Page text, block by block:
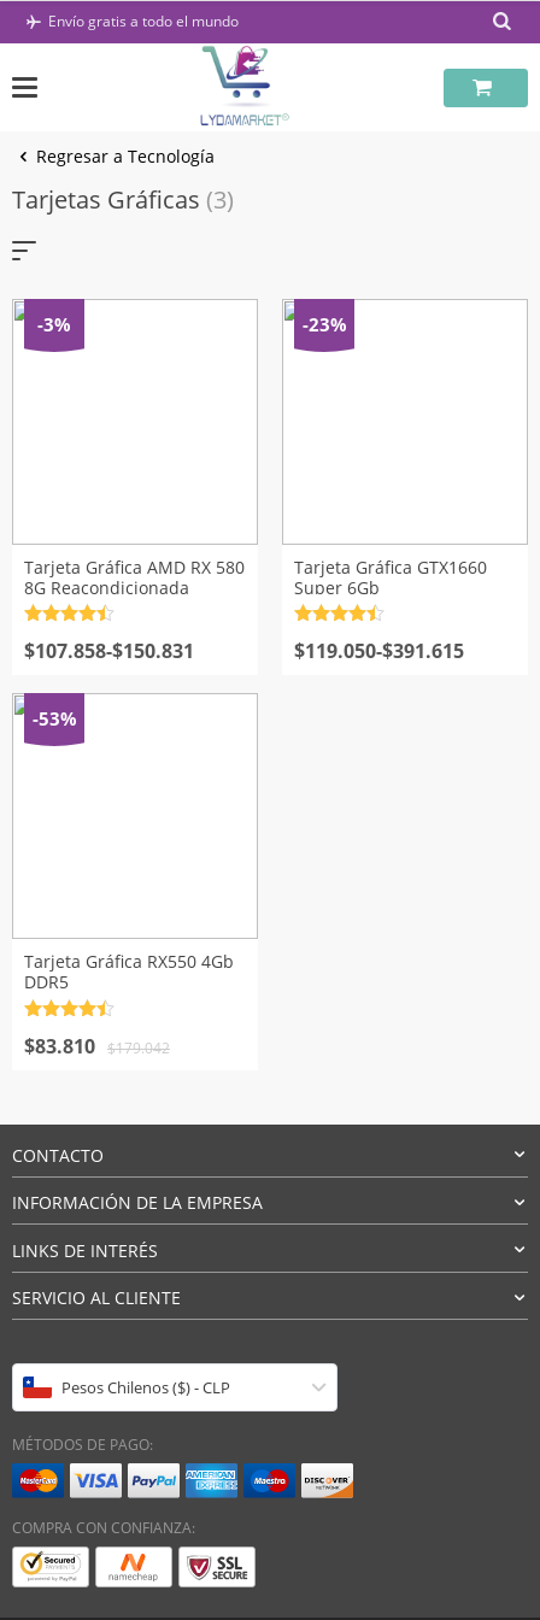
Saltar
Envío gratis a todo el mundo
Regresar a Tecnología
Tarjetas Gráficas (3)
-3%
Tarjeta Gráfica AMD RX 580
8G Reacondicionada
con4.5de
5
$107.858-$150.831
Rango
precios:
desde
$107.858
-23%
Tarjeta Gráfica GTX1660
Super 6Gb
con4.5de
5
$119.050-$391.615
Rango
-53%
Tarjeta Gráfica RX550 4Gb
DDR5
con 4.5de
5
$179.042
El
$83.810
El
CONTACTO
INFORMACIÓN DE LA EMPRESA
LINKS DE INTERÉS
SERVICIO AL CLIENTE
Pesos Chilenos ($) - CLP
MÉTODOS DE PAGO:
COMPRA CON CONFIANZA: